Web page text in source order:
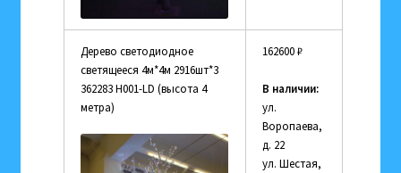
Дерево светодиодное
светящееся 4м*4м 2916шт*3
362283 Н001-LD (высота 4
метра)
162600₽
В наличии:
ул.
Воропаева,
д. 22
ул. Шестая,